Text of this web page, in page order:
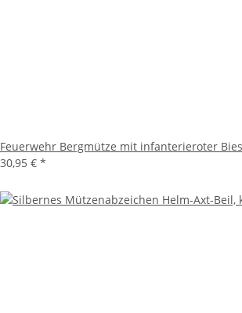
Feuerwehr Bergmütze mit infanterieroter
30,95 € *